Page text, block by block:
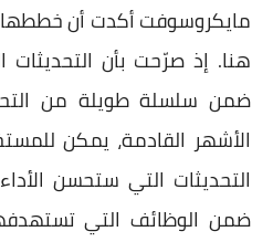
هنا. إذ صرّحت بأن
ضمن سلسلة طويلة من
الأشهر القادمة، يمكن
التحديثات التي ستحسن
ضمن الوظائف التي